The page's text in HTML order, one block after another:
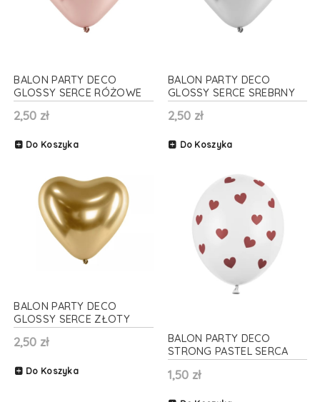
BALON PARTY DECO
GLOSSY SERCE RÓŻOWE
ZŁOTO 30cm 1szt
2,50 zł
Do Koszyka
BALON PARTY DECO
GLOSSY SERCE SREBRNY
30cm 1szt
2,50 zł
Do Koszyka
BALON PARTY DECO
GLOSSY SERCE ZŁOTY
30cm 1szt
2,50 zł
Do Koszyka
BALON PARTY DECO
STRONG PASTEL SERCA
BIAŁY 30cm 1szt
1,50 zł